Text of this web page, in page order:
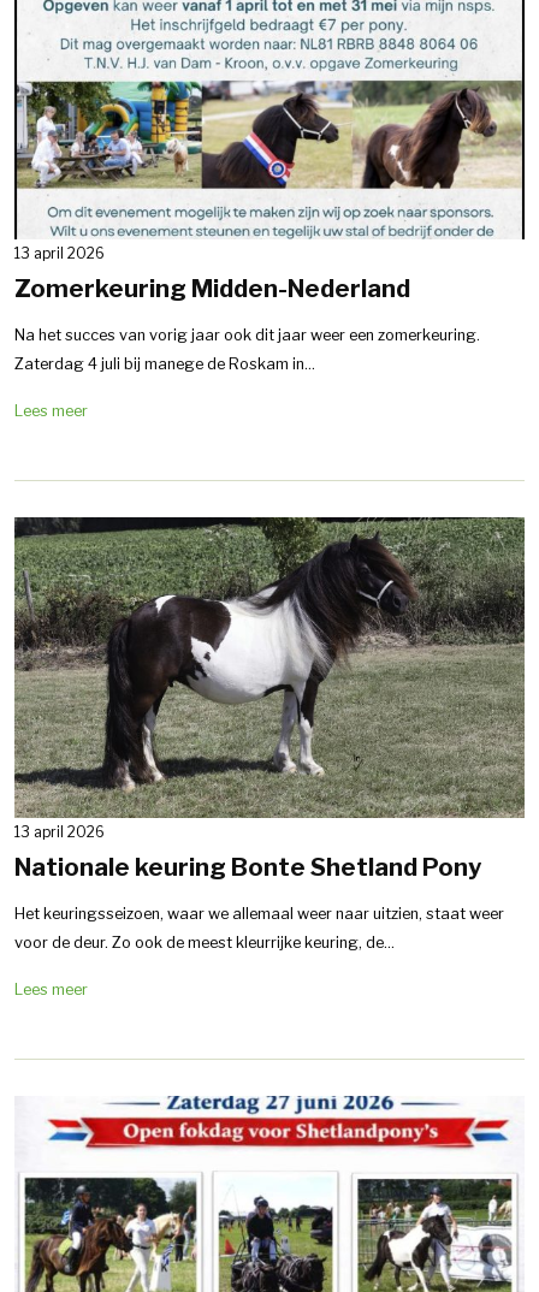
13 april 2026
Zomerkeuring Midden-Nederland
Na het succes van vorig jaar ook dit jaar weer een zomerkeuring.
Zaterdag 4 juli bij manege de Roskam in...
Lees meer
13 april 2026
Nationale keuring Bonte Shetland Pony
Het keuringsseizoen, waar we allemaal weer naar uitzien, staat weer
voor de deur. Zo ook de meest kleurrijke keuring, de...
Lees meer